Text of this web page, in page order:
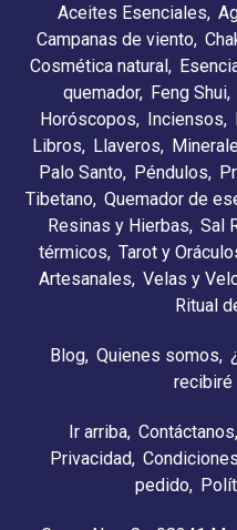
Aceites Esenciales
Campanas de viento
Cosmética natural
quemador
Feng Shui
Horóscopos
Inciensos
Libros
Llaveros
Palo Santo Péndulos
Tibetano Quemador de
Resinas y Hierbas Sal
térmicos Tarot y
Artesanales Velas y
Ritual
Blog Quienes somos
recibiré
Ir arriba Contáctanos
Privacidad
pedido